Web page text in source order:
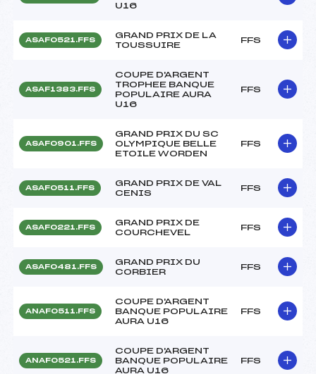
U16
ASAF0521.FFS
GRAND PRIX DE LA
TOUSSUIRE
FFS
ASAF1383.FFS
COUPE D'ARGENT
TROPHEE BANQUE
POPULAIRE AURA
U16
FFS
ASAF0901.FFS
GRAND PRIX DU SC
OLYMPIQUE BELLE
ETOILE WORDEN
FFS
ASAF0511.FFS
GRAND PRIX DE VAL
CENIS
FFS
ASAF0221.FFS
GRAND PRIX DE
COURCHEVEL
FFS
ASAF0481.FFS
GRAND PRIX DU
CORBIER
FFS
ANAF0511.FFS
COUPE D'ARGENT
BANQUE POPULAIRE
AURA U16
FFS
ANAF0521.FFS
COUPE D'ARGENT
BANQUE POPULAIRE
AURA U16
FFS